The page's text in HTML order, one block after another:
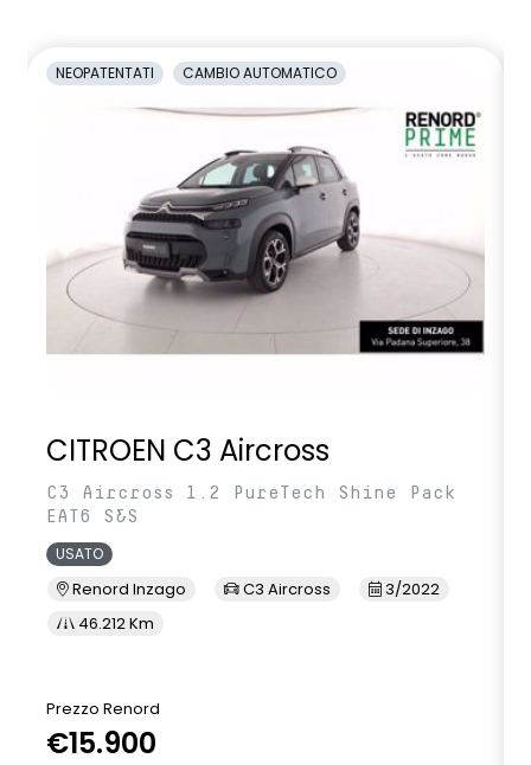
NEOPATENTATI CAMBIO AUTOMATICO
CITROEN C3 Aircross
C3 Aircross 1.2 PureTech Shine Pack
EAT6 S&S
USATO
Renord Inzago C3 Aircross
3/2022
46.212 Km
Prezzo Renord
€15.900